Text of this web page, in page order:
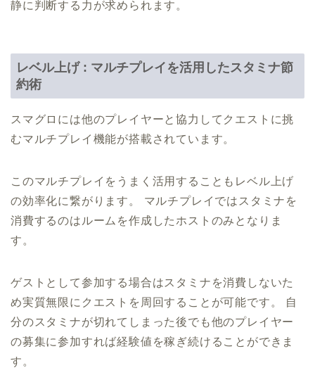
静に判断する力が求められます。
レベル上げ : マルチプレイを活用したスタミナ節
約術
スマグロには他のプレイヤーと協力してクエストに挑
むマルチプレイ機能が搭載されています。
このマルチプレイをうまく活用することもレベル上げ
の効率化に繋がります。 マルチプレイではスタミナを
消費するのはルームを作成したホストのみとなりま
す。
ゲストとして参加する場合はスタミナを消費しないた
め実質無限にクエストを周回することが可能です。 自
分のスタミナが切れてしまった後でも他のプレイヤー
の募集に参加すれば経験値を稼ぎ続けることができま
す。